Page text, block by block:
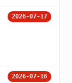
2026-07-17
2026-07-16